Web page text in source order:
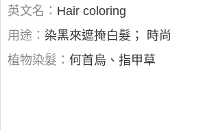
英文名： Hair coloring
用途： 染黑來遮掩白髮； 時尚
植物染髮： 何首烏、指甲草